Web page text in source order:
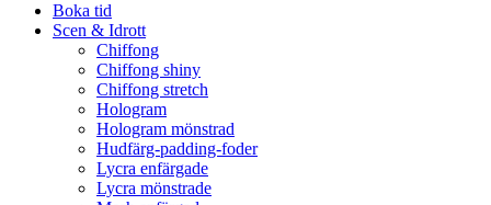
Boka tid
Scen & Idrott
Chiffong
Chiffong shiny
Chiffong stretch
Hologram
Hologram mönstrad
Hudfärg-padding-foder
Lycra enfärgade
Lycra mönstrade